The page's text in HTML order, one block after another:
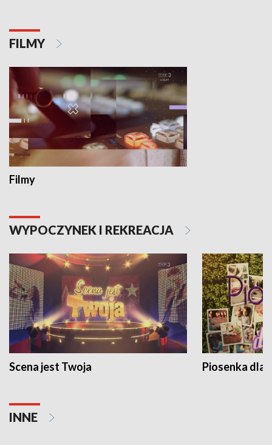
FILMY
Filmy
WYPOCZYNEK I REKREACJA
Scena jest Twoja Piosenka dla
INNE